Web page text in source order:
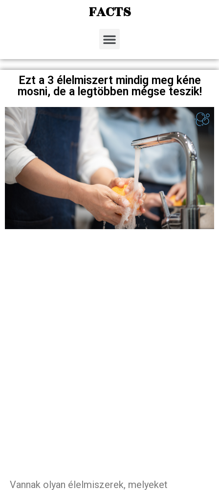
FACTS
Ezt a 3 élelmiszert mindig meg kéne
mosni, de a legtöbben mégse teszik!
Vannak olyan élelmiszerek, melyeket